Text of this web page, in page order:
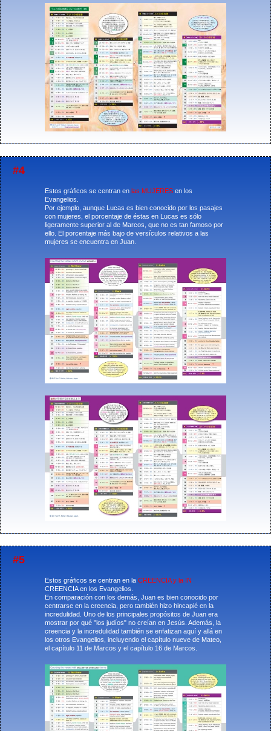
#4
Estos gráficos se centran en las MUJERES en los
Evangelios.
Por ejemplo, aunque Lucas es bien conocido por los pasajes
con mujeres, el porcentaje de éstas en Lucas es sólo
ligeramente superior al de Marcos, que no es tan famoso por
ello. El porcentaje más bajo de versículos relativos a las
mujeres se encuentra en Juan.
#5
Estos gráficos se centran en la CREENCIA y la IN
CREENCIA en los Evangelios.
En comparación con los demás, Juan es bien conocido por
centrarse en la creencia, pero también hizo hincapié en la
incredulidad. Uno de los principales propósitos de Juan era
mostrar por qué "los judíos" no creían en Jesús. Además, la
creencia y la incredulidad también se enfatizan aquí y allá en
los otros Evangelios, incluyendo el capítulo nueve de Mateo,
el capítulo 11 de Marcos y el capítulo 16 de Marcos.